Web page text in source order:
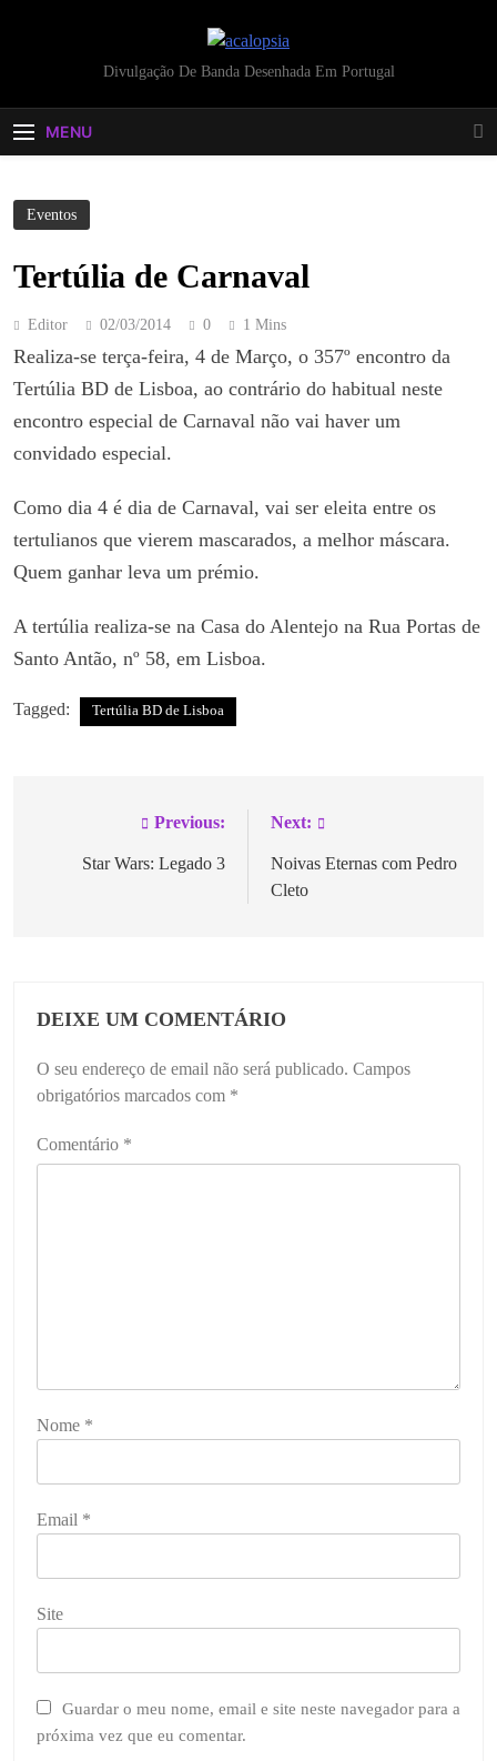
acalopsia
Divulgação De Banda Desenhada Em Portugal
MENU
Eventos
Tertúlia de Carnaval
Editor 02/03/2014 0 1 Mins
Realiza-se terça-feira, 4 de Março, o 357º encontro da
Tertúlia BD de Lisboa, ao contrário do habitual neste
encontro especial de Carnaval não vai haver um
convidado especial.
Como dia 4 é dia de Carnaval, vai ser eleita entre os
tertulianos que vierem mascarados, a melhor máscara.
Quem ganhar leva um prémio.
A tertúlia realiza-se na Casa do Alentejo na Rua Portas de
Santo Antão, nº 58, em Lisboa.
Tagged: Tertúlia BD de Lisboa
Previous:
Star Wars: Legado 3
Next:
Noivas Eternas com Pedro
Cleto
DEIXE UM COMENTÁRIO
O seu endereço de email não será publicado. Campos
obrigatórios marcados com *
Comentário *
Nome *
Email *
Site
Guardar o meu nome, email e site neste navegador para a
próxima vez que eu comentar.